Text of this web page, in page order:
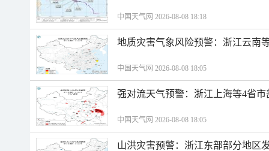
中国天气网 2026-08-08 18:18
地质灾害气象风险预警：浙江云南
中国天气网 2026-08-08 18:05
强对流天气预警：浙江上海等4省
中国天气网 2026-08-08 18:05
山洪灾害预警：浙江东部部分地区